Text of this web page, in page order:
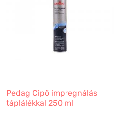
Pedag Cipő impregnálás
táplálékkal 250 ml